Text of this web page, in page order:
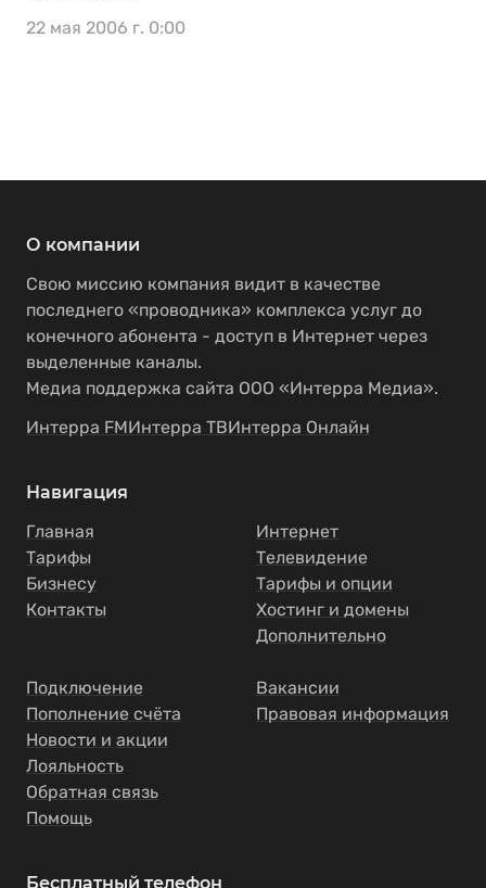
22 мая 2006 г. 0:00
О компании
Свою миссию компания видит в качестве
последнего «проводника» комплекса услуг до
конечного абонента - доступ в Интернет через
выделенные каналы.
Медиа поддержка сайта ООО «Интерра Медиа».
Интерра FMИнтерра ТВИнтерра Онлайн
Навигация
Главная
Тарифы
Бизнесу
Контакты
Интернет
Телевидение
Тарифы и опции
Хостинг и домены
Дополнительно
Подключение
Пополнение счёта
Новости и акции
Лояльность
Обратная связь
Помощь
Вакансии
Правовая информация
Бесплатный телефон